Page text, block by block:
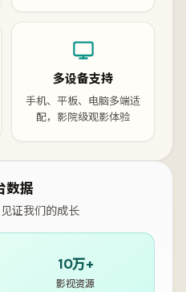
多设备支持
手机、平板、电脑多端适
配，影院级观影体验
数据
证我们的成长
10万+
影视资源